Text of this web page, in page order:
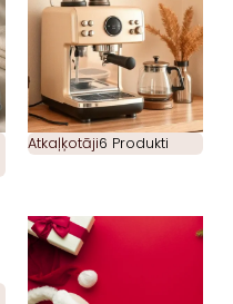
Atkaļķotāji6 Produkti